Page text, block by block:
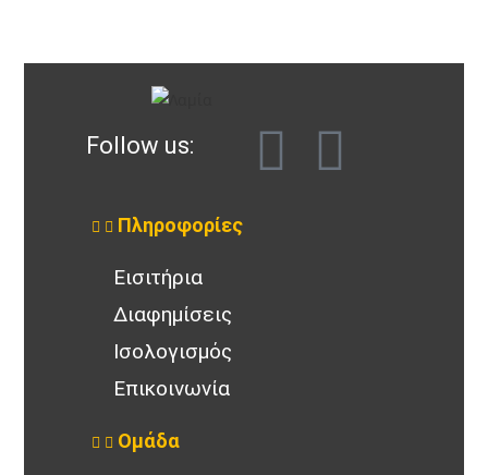
Follow us:
Πληροφορίες
Εισιτήρια
Διαφημίσεις
Ισολογισμός
Επικοινωνία
Ομάδα